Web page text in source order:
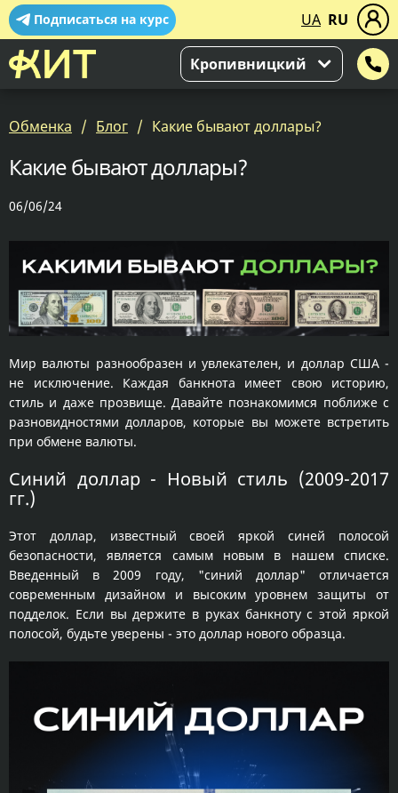
Подписаться на курс UA RU
Кропивницкий
Обменка Блог Какие бывают доллары?
Какие бывают доллары?
06/06/24
Мир валюты разнообразен и увлекателен, и доллар США -
не исключение. Каждая банкнота имеет свою историю,
стиль и даже прозвище. Давайте познакомимся поближе с
разновидностями долларов, которые вы можете встретить
при обмене валюты.
Синий доллар - Новый стиль (2009-2017
гг.)
Этот доллар, известный своей яркой синей полосой
безопасности, является самым новым в нашем списке.
Введенный в 2009 году, "синий доллар" отличается
современным дизайном и высоким уровнем защиты от
подделок. Если вы держите в руках банкноту с этой яркой
полосой, будьте уверены - это доллар нового образца.